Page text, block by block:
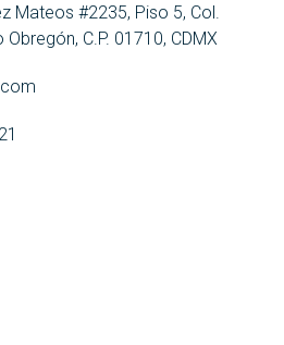
Mateos #2235, Piso 5, Col.
Obregón, C.P. 01710, CDMX